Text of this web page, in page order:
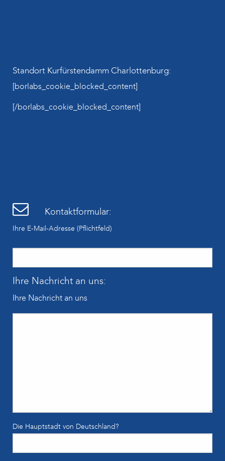
Standort Kurfürstendamm Charlottenburg:
[borlabs_cookie_blocked_content]
[/borlabs_cookie_blocked_content]
Kontaktformular:
Ihre E-Mail-Adresse (Pflichtfeld)
Ihre Nachricht an uns:
Ihre Nachricht an uns
Die Hauptstadt von Deutschland?